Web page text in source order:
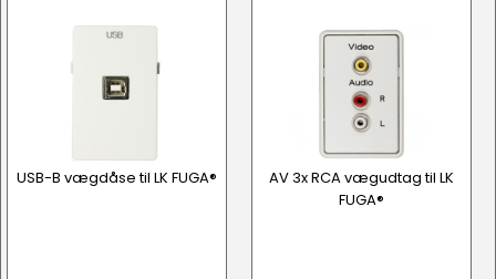
USB-B vægdåse til LK FUGA®
AV 3x RCA vægudtag til LK
FUGA®